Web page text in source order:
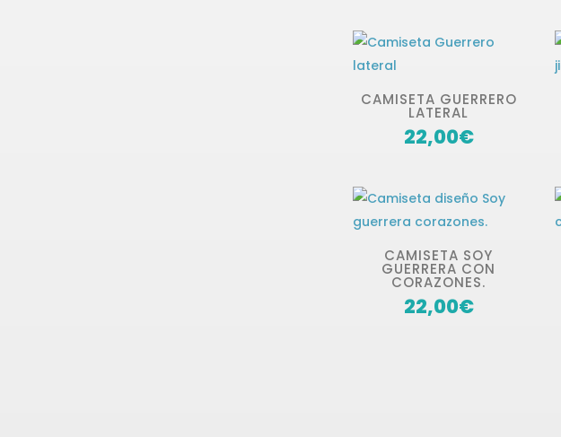
CAMISETA GUERRERO
LATERAL
22,00€
CAMISETA SOY
GUERRERA CON
CORAZONES.
22,00€